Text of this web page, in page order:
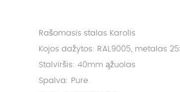
Rašomasis stalas Karolis
Kojos dažytos: RAL9005, metalas
Stalviršis: 40mm ąžuolas
Spalva: Pure